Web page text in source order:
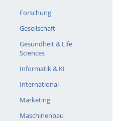
Forschung
Gesellschaft
Gesundheit & Life
Sciences
Informatik & KI
International
Marketing
Maschinenbau